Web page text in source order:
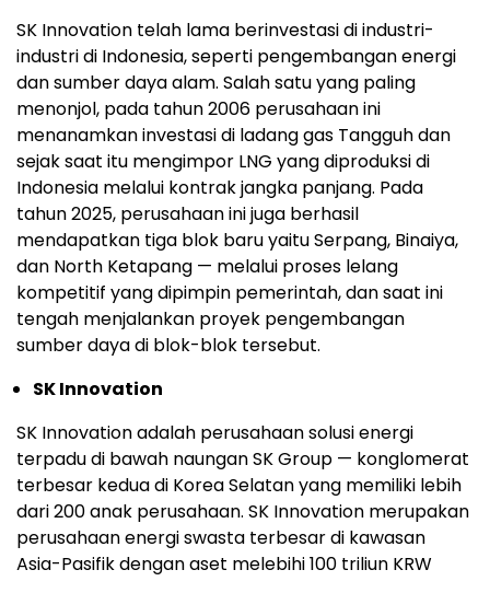
SK Innovation telah lama berinvestasi di industri-
industri di Indonesia, seperti pengembangan energi
dan sumber daya alam. Salah satu yang paling
menonjol, pada tahun 2006 perusahaan ini
menanamkan investasi di ladang gas Tangguh dan
sejak saat itu mengimpor LNG yang diproduksi di
Indonesia melalui kontrak jangka panjang. Pada
tahun 2025, perusahaan ini juga berhasil
mendapatkan tiga blok baru yaitu Serpang, Binaiya,
dan North Ketapang — melalui proses lelang
kompetitif yang dipimpin pemerintah, dan saat ini
tengah menjalankan proyek pengembangan
sumber daya di blok-blok tersebut.
SK Innovation
SK Innovation adalah perusahaan solusi energi
terpadu di bawah naungan SK Group — konglomerat
terbesar kedua di Korea Selatan yang memiliki lebih
dari 200 anak perusahaan. SK Innovation merupakan
perusahaan energi swasta terbesar di kawasan
Asia-Pasifikdengan aset melebihi 100 triliun KRW